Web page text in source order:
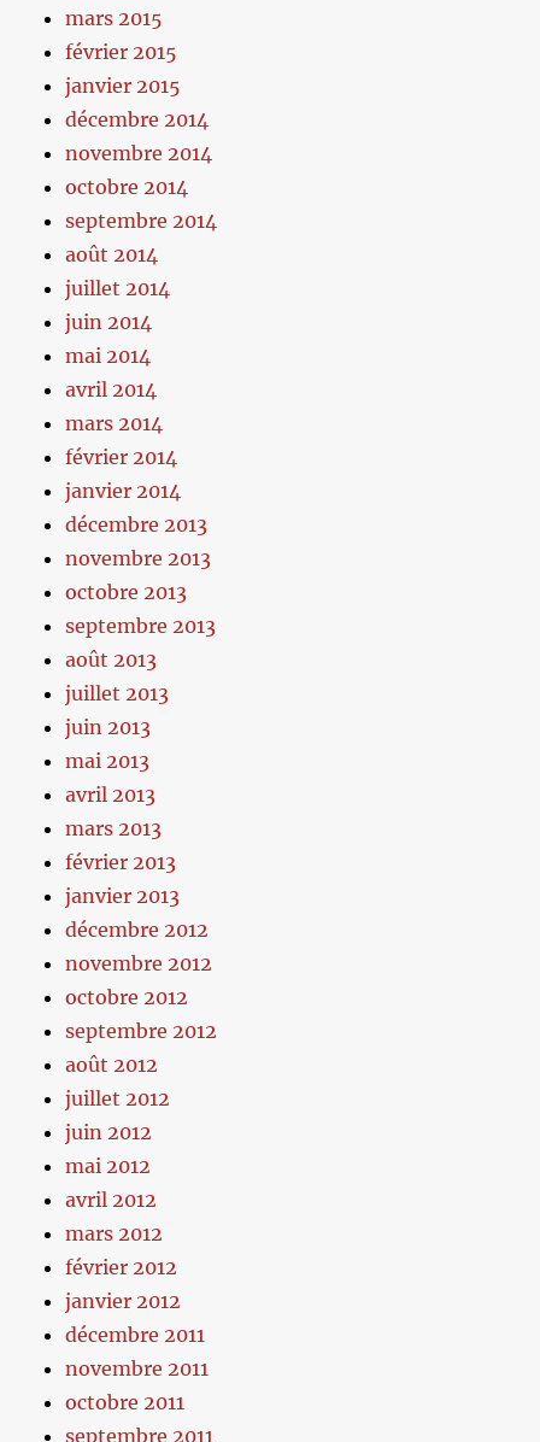
mars 2015
février 2015
janvier 2015
décembre 2014
novembre 2014
octobre 2014
septembre 2014
août 2014
juillet 2014
juin 2014
mai 2014
avril 2014
mars 2014
février 2014
janvier 2014
décembre 2013
novembre 2013
octobre 2013
septembre 2013
août 2013
juillet 2013
juin 2013
mai 2013
avril 2013
mars 2013
février 2013
janvier 2013
décembre 2012
novembre 2012
octobre 2012
septembre 2012
août 2012
juillet 2012
juin 2012
mai 2012
avril 2012
mars 2012
février 2012
janvier 2012
décembre 2011
novembre 2011
octobre 2011
septembre 2011